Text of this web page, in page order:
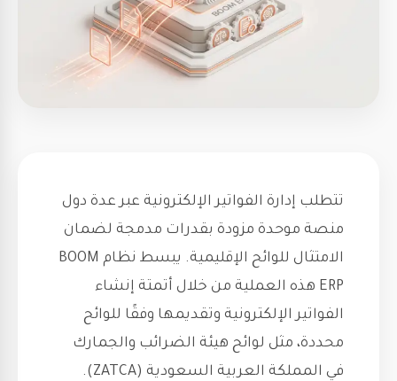
تتطلب إدارة الفواتير الإلكترونية عبر عدة دول
منصة موحدة مزودة بقدرات مدمجة لضمان
الامتثال للوائح الإقليمية. يبسط نظام BOOM
ERP هذه العملية من خلال أتمتة إنشاء
الفواتير الإلكترونية وتقديمها وفقًا للوائح
محددة، مثل لوائح هيئة الضرائب والجمارك
في المملكة العربية السعودية (ZATCA).